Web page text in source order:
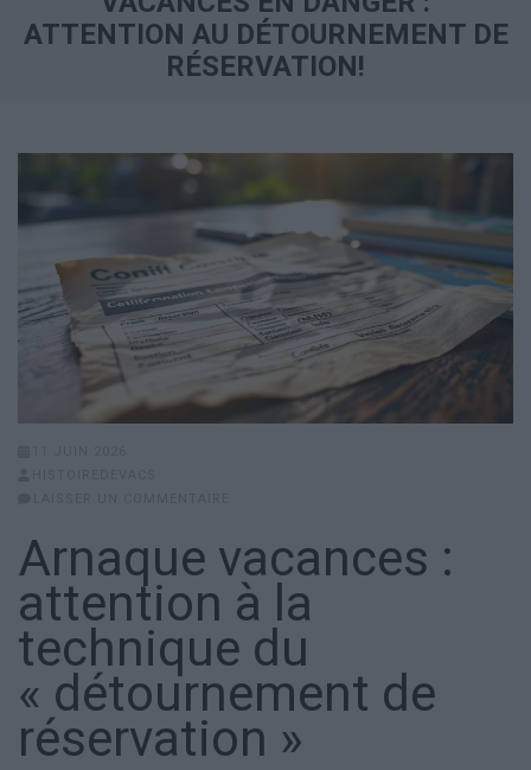
ATTENTION AU DÉTOURNEMENT DE
RÉSERVATION!
Arnaque vacances :
attention à la
technique du
« détournement de
réservation »